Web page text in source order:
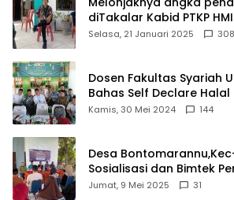
diTakalar Kabid PTKP
angkat bicara
Selasa, 21 Januari 2025 308
Dosen Fakultas Syariah
Bahas Self Declare
Ijtima Ulama MUI
Kamis, 30 Mei 2024 144
Desa
Sosialisasi dan Bimtek
ID
Jumat, 9 Mei 2025 31